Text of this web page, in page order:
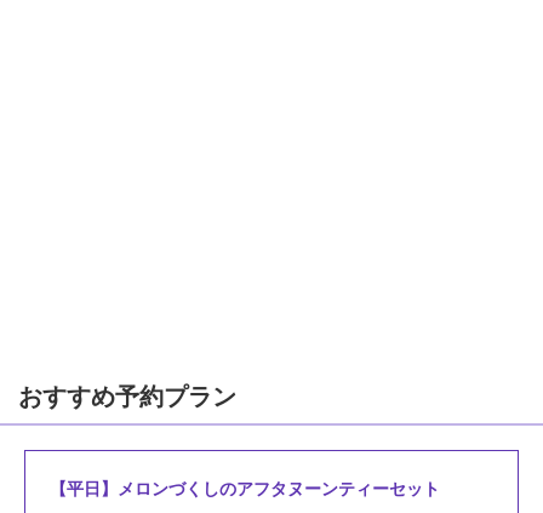
おすすめ予約プラン
【平日】メロンづくしのアフタヌーンティーセット